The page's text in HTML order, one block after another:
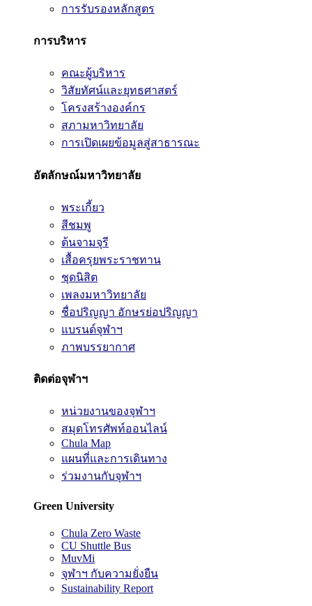
การรับรองหลักสูตร
การบริหาร
คณะผู้บริหาร
วิสัยทัศน์และยุทธศาสตร์
โครงสร้างองค์กร
สภามหาวิทยาลัย
การเปิดเผยข้อมูลสู่สาธารณะ
อัตลักษณ์มหาวิทยาลัย
พระเกี้ยว
สีชมพู
ต้นจามจุรี
เสื้อครุยพระราชทาน
ชุดนิสิต
เพลงมหาวิทยาลัย
ชื่อปริญญา อักษรย่อปริญญา
แบรนด์จุฬาฯ
ภาพบรรยากาศ
ติดต่อจุฬาฯ
หน่วยงานของจุฬาฯ
สมุดโทรศัพท์ออนไลน์
Chula Map
แผนที่และการเดินทาง
ร่วมงานกับจุฬาฯ
Green University
Chula Zero Waste
CU Shuttle Bus
MuvMi
จุฬาฯ กับความยั่งยืน
Sustainability Report